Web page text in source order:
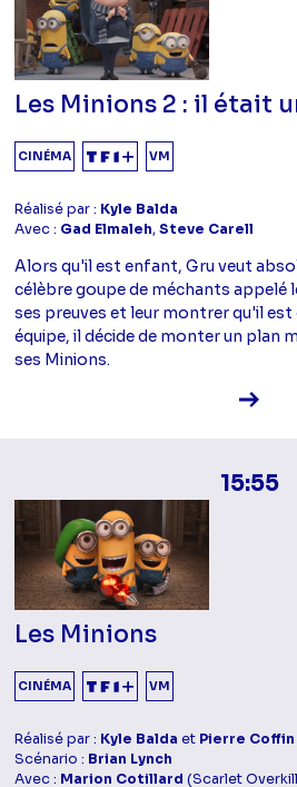
Les Minions 2 : il était
CINÉMA VM
Réalisé par : Kyle Balda
Avec : Gad Elmaleh,Steve Carell
Alors qu'il est enfant, Gru veut
célèbre goupe de méchants appelé
ses preuves et leur montrer qu'il
équipe, il décide de monter un plan
ses Minions.
Voir
15:55
Les Minions
CINÉMA VM
Réalisé par : Kyle Balda et Pierre Coffin
Scénario : Brian Lynch
Avec : Marion Cotillard (Scarlet